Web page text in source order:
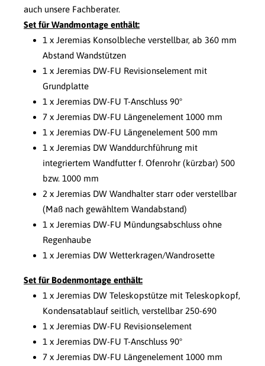
auch unsere Fachberater.
Set für Wandmontage enthält:
1 x Jeremias Konsolbleche verstellbar, ab 360 mm
Abstand Wandstützen
1 x Jeremias DW-FU Revisionselement mit
Grundplatte
1 x Jeremias DW-FU T-Anschluss 90°
7 x Jeremias DW-FU Längenelement 1000 mm
1 x Jeremias DW-FU Längenelement 500 mm
1 x Jeremias DW Wanddurchführung mit
integriertem Wandfutter f. Ofenrohr (kürzbar) 500
bzw. 1000 mm
2 x Jeremias DW Wandhalter starr oder verstellbar
(Maß nach gewähltem Wandabstand)
1 x Jeremias DW-FU Mündungsabschluss ohne
Regenhaube
1 x Jeremias DW Wetterkragen/Wandrosette
Set für Bodenmontage enthält:
1 x Jeremias DW Teleskopstütze mit Teleskopkopf,
Kondensatablauf seitlich, verstellbar 250-690
1 x Jeremias DW-FU Revisionselement
1 x Jeremias DW-FU T-Anschluss 90°
7 x Jeremias DW-FU Längenelement 1000 mm